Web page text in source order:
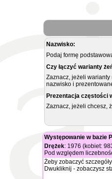
Nazwisko:
Podaj formę
Czy łączyć warianty
Zaznacz, jeżeli
nazwisko i
Prezentacja częstości
Zaznacz, jeżeli chcesz,
Występowanie w bazie
Drężek: 1976 (kobiet:
Pod względem
Żeby zobaczyć
Dwukliknij - zobaczysz